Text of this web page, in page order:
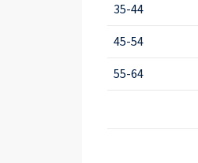
35-44
45-54
55-64